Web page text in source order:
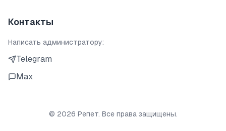
Контакты
Написать администратору:
Telegram
Max
© 2026 Репет. Все права защищены.